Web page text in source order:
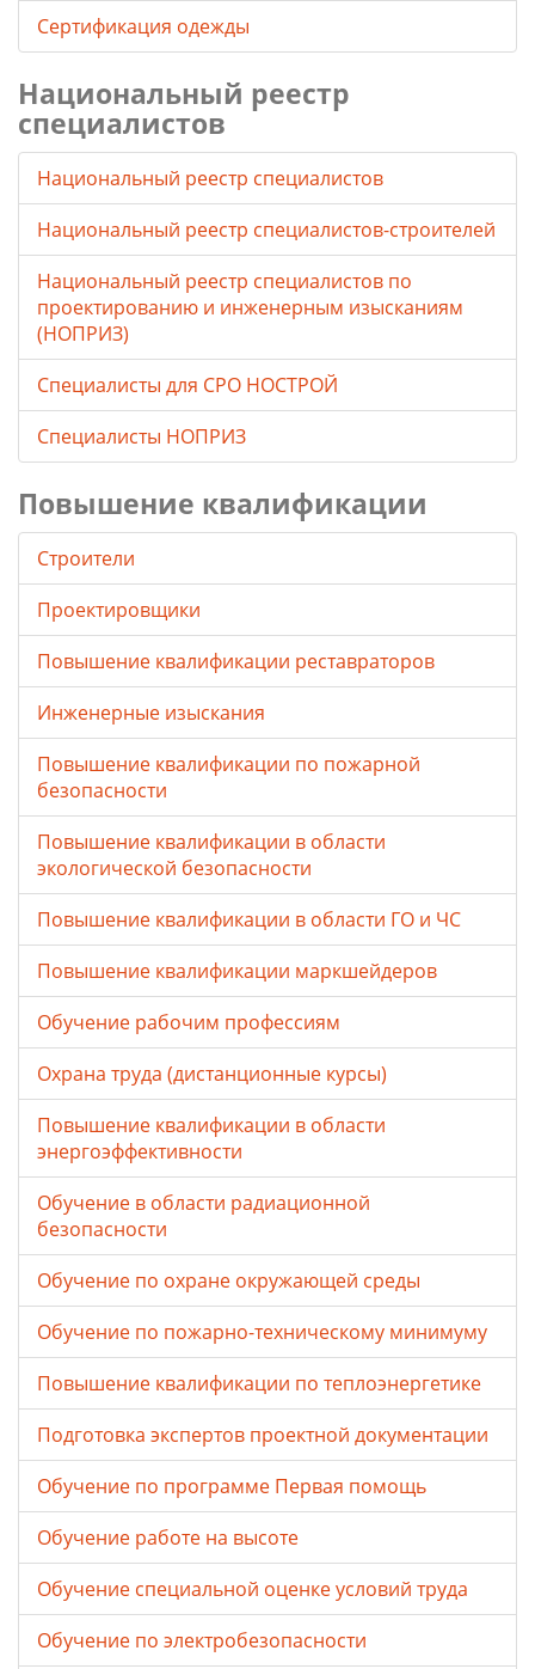
Сертификация одежды
Национальный реестр
специалистов
Национальный реестр специалистов
Национальный реестр специалистов-строителей
Национальный реестр специалистов по
проектированию и инженерным изысканиям
(НОПРИЗ)
Специалисты для СРО НОСТРОЙ
Специалисты НОПРИЗ
Повышение квалификации
Строители
Проектировщики
Повышение квалификации реставраторов
Инженерные изыскания
Повышение квалификации по пожарной
безопасности
Повышение квалификации в области
экологической безопасности
Повышение квалификации в области ГО и ЧС
Повышение квалификации маркшейдеров
Обучение рабочим профессиям
Охрана труда (дистанционные курсы)
Повышение квалификации в области
энергоэффективности
Обучение в области радиационной
безопасности
Обучение по охране окружающей среды
Обучение по пожарно-техническому минимуму
Повышение квалификации по теплоэнергетике
Подготовка экспертов проектной документации
Обучение по программе Первая помощь
Обучение работе на высоте
Обучение специальной оценке условий труда
Обучение по электробезопасности